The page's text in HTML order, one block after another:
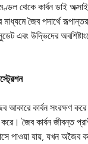
থেকে কার্বন ডাই
জৈব পদার্থে
এবং উদ্ভিদের
আকারে কার্বন সংরক্ষণ করে
জৈব কার্বন জীবন্ত
পাওয়া যায়, যখন অজৈব